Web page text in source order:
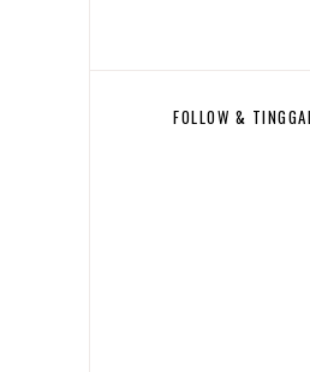
FOLLOW &